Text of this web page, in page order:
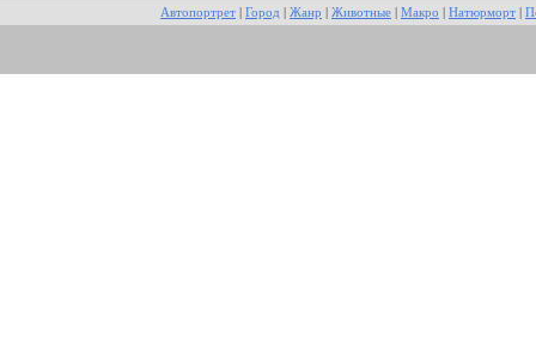
Автопортрет Город Жанр Животные Макро Натюрморт